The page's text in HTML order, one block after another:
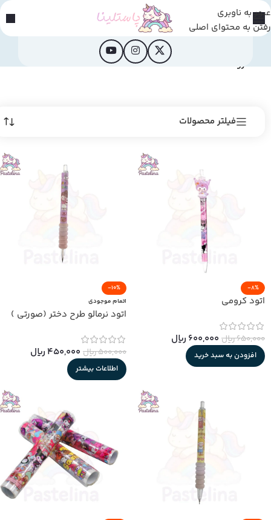
عبور به ناوبری
رفتن به محتوای اصلی
خانه/فروشگاه
فیلتر محصولات
-8%
اتود کرومی
650,000﷼ 600,000 ﷼
افزودن به سبد خرید
-10%
اتمام موجودی
اتود نرمالو طرح دختر (صورتی )
500,000﷼ 450,000 ﷼
اطلاعات بیشتر